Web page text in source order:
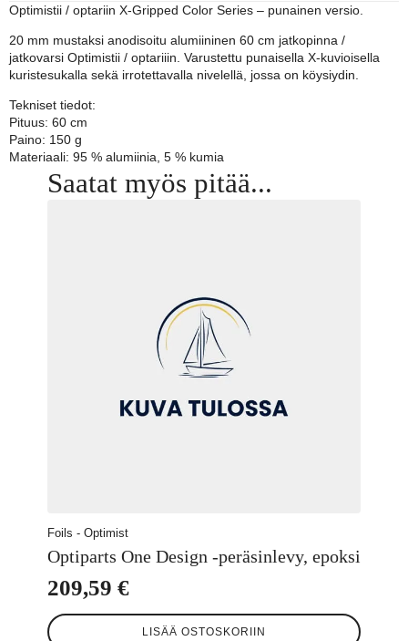
Optimistii / optariin X-Gripped Color Series – punainen versio.
20 mm mustaksi anodisoitu alumiininen 60 cm jatkopinna /
jatkovarsi Optimistii / optariiin. Varustettu punaisella X-kuvioisella
kuristesukalla sekä irrotettavalla nivelellä, jossa on köysiydin.
Tekniset tiedot:
Pituus: 60 cm
Paino: 150 g
Materiaali: 95 % alumiinia, 5 % kumia
Saatat myös pitää...
Foils - Optimist
Optiparts One Design -peräsinlevy, epoksi
209,59 €
LISÄÄ OSTOSKORIIN